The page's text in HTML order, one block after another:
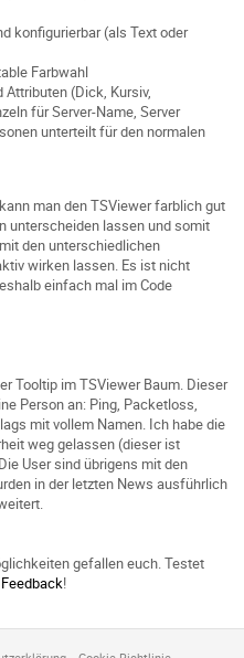
konfigurierbar (als Text oder
Farbwahl
Attributen (Dick, Kursiv,
für Server-Name, Server
unterteilt für den normalen
man den TSViewer farblich gut
unterscheiden lassen und somit
den unterschiedlichen
wirken lassen. Es ist nicht
einfach mal im Code
Tooltip im TSViewer Baum. Dieser
Person an: Ping, Packetloss,
mit vollem Namen. Ich habe die
weg gelassen (dieser ist
User sind übrigens mit den
in der letzten News ausführlich
gefallen euch. Testet
Feedback!